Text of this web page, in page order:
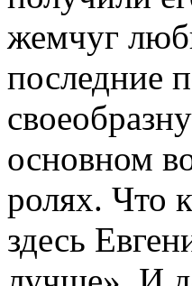
жемчуг
последние
основном
ролях. Что
здесь